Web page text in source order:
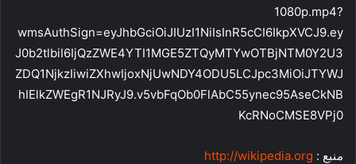
1080p.mp4?
wmsAuthSign=eyJhbGciOiJIUzI1NiIsInR5cCI6IkpXVCJ9.ey
J0b2tlbiI6IjQzZWE4YTI1MGE5ZTQyMTYwOTBjNTM0Y2U3
ZDQ1NjkzIiwiZXhwIjoxNjUwNDY4ODU5LCJpc3MiOiJTYWJ
hIElkZWEgR1NJRyJ9.v5vbFqOb0FlAbC55ynec95AseCkNB
KcRNoCMSE8VPj0
منبع : http://wikipedia.org